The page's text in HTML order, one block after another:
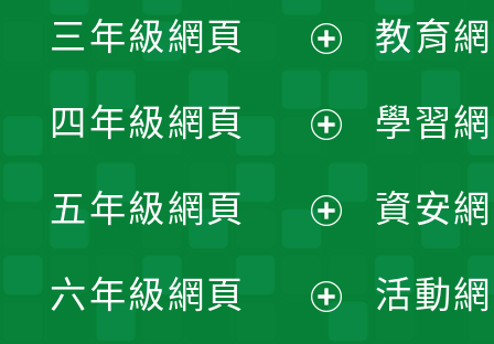
選
單
開
選
單
三年級網頁
開
選
單
四年級網頁
開
選
五年級網頁
開
六年級網頁
教育
學習
資安
活動